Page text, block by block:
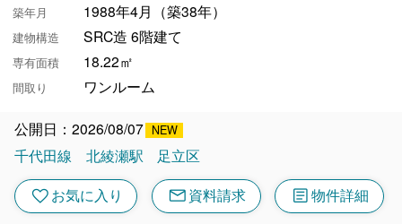
築年月 1988年4月（築38年）
建物構造 SRC造 6階建て
専有面積 18.22㎡
間取り ワンルーム
公開日：2026/08/07
千代田線
北綾瀬駅 足立区
favoriteお気に入り mail資料請求 article物件詳細